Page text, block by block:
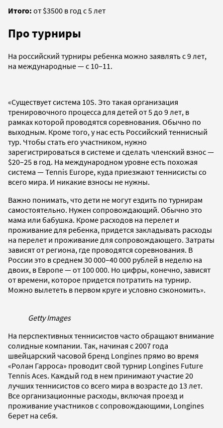
Итого: от $3500 в год с 5 лет
Про турниры
На российский турниры ребенка можно заявлять с 9 лет,
на международные — с 10–11.
«Существует система 10S. Это такая организация
тренировочного процесса для детей от 5 до 9 лет, в
рамках которой проводятся соревнования. Обычно по
выходным. Кроме того, у нас есть Российский теннисный
тур. Чтобы стать его участником, нужно
зарегистрироваться в системе и сделать членский взнос —
$20–25 в год. На международном уровне есть похожая
система — Tennis Europe, куда приезжают теннисисты со
всего мира. И никакие взносы не нужны.
Важно понимать, что дети не могут ездить по турнирам
самостоятельно. Нужен сопровождающий. Обычно это
мама или бабушка. Кроме расходов на перелет и
проживание для ребенка, придется закладывать расходы
на перелет и проживание для сопровождающего. Затраты
зависят от региона, где проводятся соревнования. В
России это в среднем 30 000–40 000 рублей в неделю на
двоих, в Европе — от 100 000. Но цифры, конечно, зависят
от времени, которое придется потратить на турнир.
Можно вылететь в первом круге и условно сэкономить».
Getty Images
На перспективных теннисистов часто обращают внимание
солидные компании. Так, начиная с 2007 года
швейцарский часовой бренд Longines прямо во время
«Ролан Гарроса» проводит свой турнир Longines Future
Tennis Aces. Каждый год в нем принимают участие 20
лучших теннисистов со всего мира в возрасте до 13 лет.
Все организационные расходы, включая проезд и
проживание участников с сопровождающими, Longines
берет на себя.